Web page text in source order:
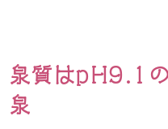
泉質はpH9.1
泉